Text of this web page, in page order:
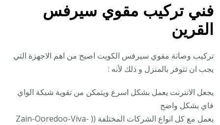
فني تركيب مقوي سيرفس
القرين
تركيب وصانة مقوي سيرفس الكويت اصبح من اهم الاجهزة التي
يجب ان تتوفر بالمنزل و ذلك لأنه :
يجعل الانترنت يعمل بشكل اسرع ويتمكن من تقوية شبكة الواي
فاي بشكل واضح
يعمل مع كل انواع الشركات المختلفة (( Zain-Ooredoo-Viva-